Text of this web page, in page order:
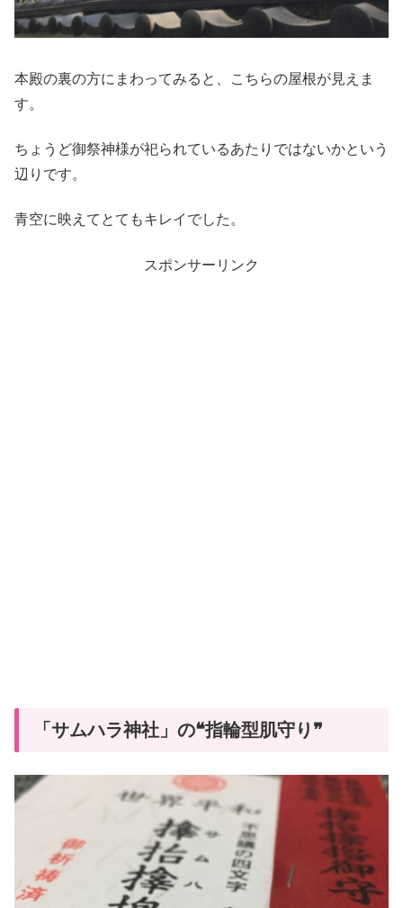
本殿の裏の方にまわってみると、こちらの屋根が見えま
す。
ちょうど御祭神様が祀られているあたりではないかという
辺りです。
青空に映えてとてもキレイでした。
スポンサーリンク
「サムハラ神社」の❝指輪型肌守り❞